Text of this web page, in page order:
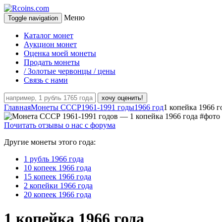
Toggle navigation Меню
Каталог монет
Аукцион монет
Оценка моей монеты
Продать монеты
/ Золотые червонцы / цены
Связь с нами
хочу оценить!
ГлавнаяМонеты СССР1961-1991 годы1966 год1 копейка 1966
Почитать отзывы о нас с форума
Другие монеты этого года:
1 рубль 1966 года
10 копеек 1966 года
15 копеек 1966 года
2 копейки 1966 года
20 копеек 1966 года